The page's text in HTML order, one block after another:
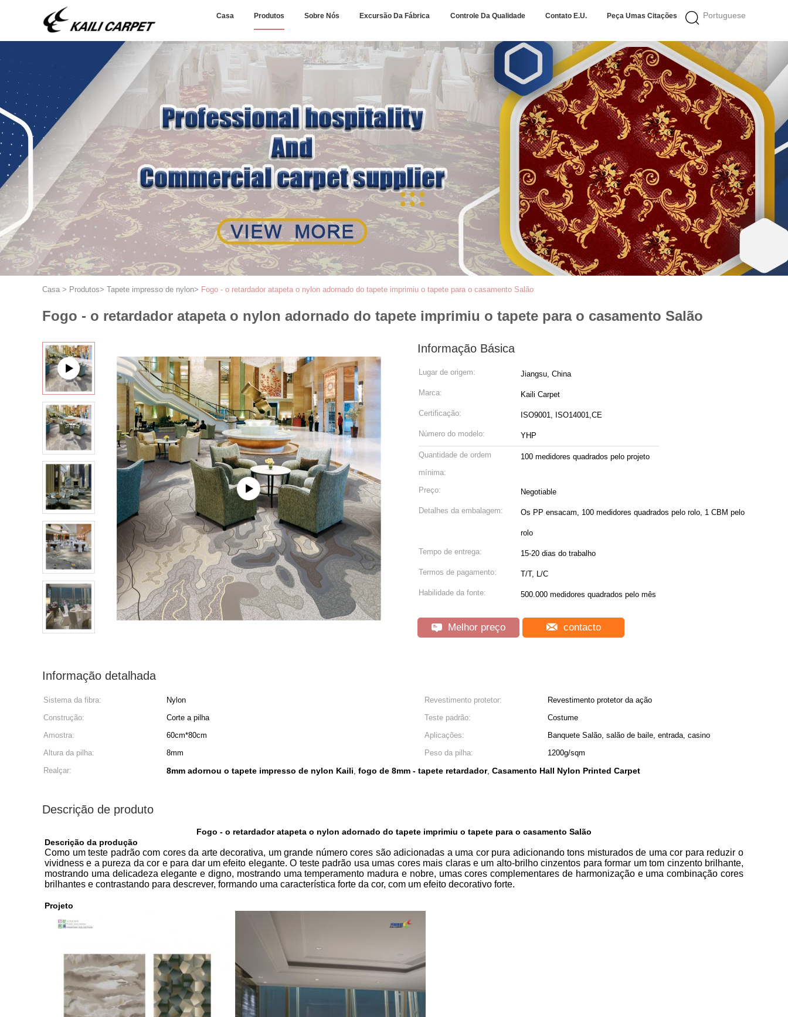
Portuguese
Casa Produtos Sobre Nós Excursão Da Fábrica Controle Da Qualidade Contato E.U. Peça Umas Citações
Casa > Produtos> Tapete impresso de nylon> Fogo - o retardador atapeta o nylon adornado do tapete imprimiu o tapete para o casamento Salão
Fogo - o retardador atapeta o nylon adornado do tapete imprimiu o tapete para o casamento Salão
Informação Básica
Lugar de origem: Jiangsu, China
Marca: Kaili Carpet
Certificação: ISO9001, ISO14001,CE
Número do modelo: YHP
Quantidade de ordem
mínima:
100 medidores quadrados pelo projeto
Preço: Negotiable
Detalhes da embalagem: Os PP ensacam, 100 medidores quadrados pelo rolo, 1 CBM pelo
rolo
Tempo de entrega: 15-20 dias do trabalho
Termos de pagamento: T/T, L/C
Habilidade da fonte: 500.000 medidores quadrados pelo mês
Melhor preço contacto
Informação detalhada
Sistema da fibra: Nylon Revestimento protetor:
Revestimento protetor da ação
Construção:
Corte a pilha Teste padrão:
Costume
Amostra:
60cm*80cm Aplicações:
Banquete Salão, salão de baile, entrada, casino
Altura da pilha:
8mm Peso da pilha:
1200g/sqm
Realçar:
8mm adornou o tapete impresso de nylon Kaili, fogo de 8mm - tapete retardador, Casamento Hall Nylon Printed Carpet
Descrição de produto
Fogo - o retardador atapeta o nylon adornado do tapete imprimiu o tapete para o casamento Salão
Descrição da produção
Como um teste padrão com cores da arte decorativa, um grande número cores são adicionadas a uma cor pura adicionando tons misturados de uma cor para reduzir o
vividness e a pureza da cor e para dar um efeito elegante. O teste padrão usa umas cores mais claras e um alto-brilho cinzentos para formar um tom cinzento brilhante,
mostrando uma delicadeza elegante e digno, mostrando uma temperamento madura e nobre, umas cores complementares de harmonização e uma combinação cores
brilhantes e contrastando para descrever, formando uma característica forte da cor, com um efeito decorativo forte.
Projeto